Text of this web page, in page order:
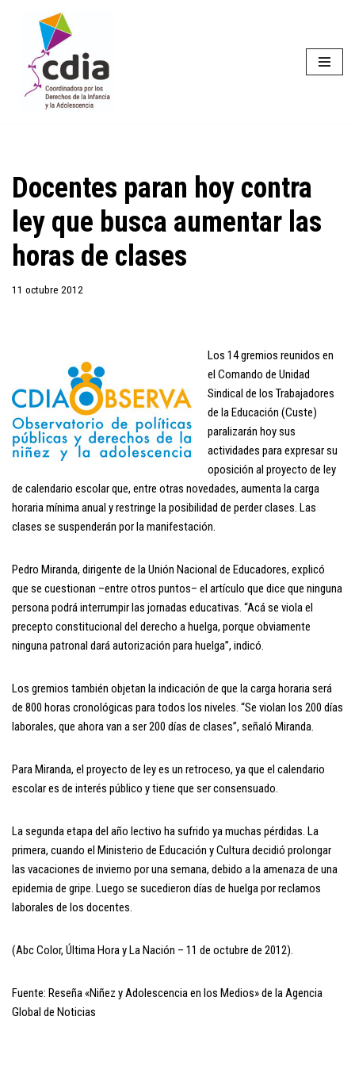
contenido
Docentes paran hoy contra
ley que busca aumentar las
horas de clases
11 octubre 2012
Los 14 gremios reunidos en
el Comando de Unidad
Sindical de los Trabajadores
de la Educación (Custe)
paralizarán hoy sus
actividades para expresar su
oposición al proyecto de ley
de calendario escolar que, entre otras novedades, aumenta la carga
horaria mínima anual y restringe la posibilidad de perder clases. Las
clases se suspenderán por la manifestación.
Pedro Miranda, dirigente de la Unión Nacional de Educadores, explicó
que se cuestionan –entre otros puntos– el artículo que dice que ninguna
persona podrá interrumpir las jornadas educativas. “Acá se viola el
precepto constitucional del derecho a huelga, porque obviamente
ninguna patronal dará autorización para huelga”, indicó.
Los gremios también objetan la indicación de que la carga horaria será
de 800 horas cronológicas para todos los niveles. “Se violan los 200 días
laborales, que ahora van a ser 200 días de clases”, señaló Miranda.
Para Miranda, el proyecto de ley es un retroceso, ya que el calendario
escolar es de interés público y tiene que ser consensuado.
La segunda etapa del año lectivo ha sufrido ya muchas pérdidas. La
primera, cuando el Ministerio de Educación y Cultura decidió prolongar
las vacaciones de invierno por una semana, debido a la amenaza de una
epidemia de gripe. Luego se sucedieron días de huelga por reclamos
laborales de los docentes.
(Abc Color, Última Hora y La Nación – 11 de octubre de 2012).
Fuente: Reseña «Niñez y Adolescencia en los Medios» de la Agencia
Global de Noticias